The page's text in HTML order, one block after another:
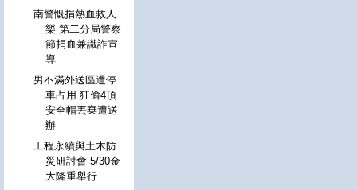
南警慨捐熱血救人
樂 第二分局警察
節捐血兼識詐宣
導
男不滿外送區遭停
車占用 狂偷4頂
安全帽丟棄遭送
辦
工程永續與土木防
災研討會 5/30金
大隆重舉行